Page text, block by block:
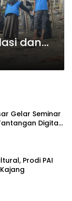
dan
Gelar Seminar
Digital
Prodi PAI